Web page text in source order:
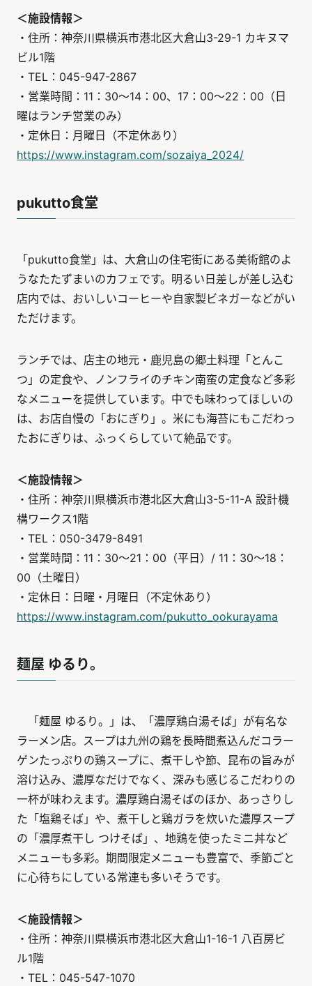
＜施設情報＞
・住所：神奈川県横浜市港北区大倉山3-29-1 カキヌマ
ビル1階
・TEL：045-947-2867
・営業時間：11：30～14：00、17：00～22：00（日
曜はランチ営業のみ）
・定休日：月曜日（不定休あり）
https://www.instagram.com/sozaiya_2024/
pukutto食堂
「pukutto食堂」は、大倉山の住宅街にある美術館のよ
うなたたずまいのカフェです。明るい日差しが差し込む
店内では、おいしいコーヒーや自家製ビネガーなどがい
ただけます。
ランチでは、店主の地元・鹿児島の郷土料理「とんこ
つ」の定食や、ノンフライのチキン南蛮の定食など多彩
なメニューを提供しています。中でも味わってほしいの
は、お店自慢の「おにぎり」。米にも海苔にもこだわっ
たおにぎりは、ふっくらしていて絶品です。
＜施設情報＞
・住所：神奈川県横浜市港北区大倉山3-5-11-A 設計機
構ワークス1階
・TEL：050-3479-8491
・営業時間：11：30～21：00（平日）/ 11：30～18：
00（土曜日）
・定休日：日曜・月曜日（不定休あり）
https://www.instagram.com/pukutto_ookurayama
麺屋 ゆるり。
「麺屋 ゆるり。」は、「濃厚鶏白湯そば」が有名な
ラーメン店。スープは九州の鶏を長時間煮込んだコラー
ゲンたっぷりの鶏スープに、煮干しや節、昆布の旨みが
溶け込み、濃厚なだけでなく、深みも感じるこだわりの
一杯が味わえます。濃厚鶏白湯そばのほか、あっさりし
た「塩鶏そば」や、煮干しと鶏ガラを炊いた濃厚スープ
の「濃厚煮干し つけそば」、地鶏を使ったミニ丼など
メニューも多彩。期間限定メニューも豊富で、季節ごと
に心待ちにしている常連も多いそうです。
＜施設情報＞
・住所：神奈川県横浜市港北区大倉山1-16-1 八百房ビ
ル1階
・TEL：045-547-1070